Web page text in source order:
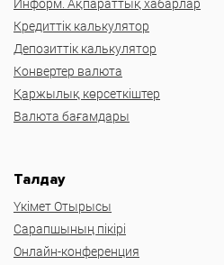
Информ. Ақпараттық хабарлар
Кредиттік калькулятор
Депозиттік калькулятор
Конвертер валюта
Қаржылық көрсеткіштер
Валюта бағамдары
Талдау
Үкімет Отырысы
Сарапшының пікірі
Онлайн-конференция